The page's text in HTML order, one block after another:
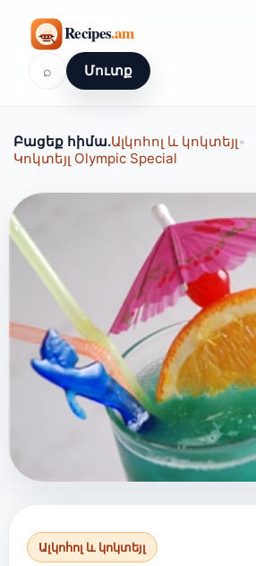
⌕ Մուտք
Բացեք հիմա.Ալկոհոլ և կոկտեյլ•
Կոկտեյլ Olympic Special
Ալկոհոլ և կոկտեյլ